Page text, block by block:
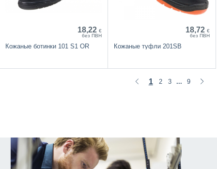
18,22 €
без ПВН
Кожаные ботинки 101 S1 OR
18,72 €
без ПВН
Кожаные туфли 201SB
1 2 3 ... 9